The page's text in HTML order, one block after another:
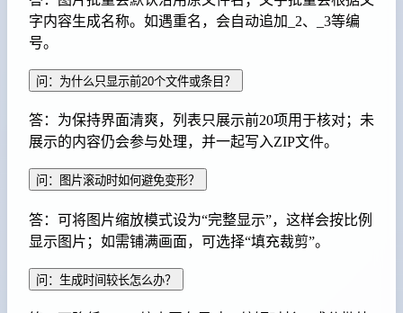
字内容生成名称。如遇重名，会自动追加_2、_3等编
号。
问：为什么只显示前20个文件或条目？
答：为保持界面清爽，列表只展示前20项用于核对；未
展示的内容仍会参与处理，并一起写入ZIP文件。
问：图片滚动时如何避免变形？
答：可将图片缩放模式设为“完整显示”，这样会按比例
显示图片；如需铺满画面，可选择“填充裁剪”。
问：生成时间较长怎么办？